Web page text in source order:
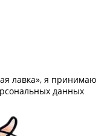
лавка», я принимаю
данных